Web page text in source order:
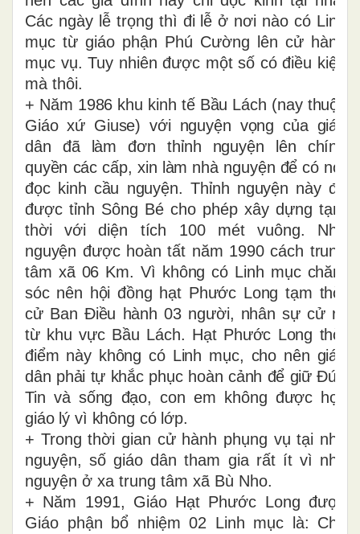
Các ngày lễ trọng thì đi lễ ở nơi nào có Linh
mục từ giáo phận Phú Cường lên cử hành
mục vụ. Tuy nhiên được một số có điều kiện
mà thôi.
+ Năm 1986 khu kinh tế Bầu Lách (nay thuộc
Giáo xứ Giuse) với nguyện vọng của giáo
dân đã làm đơn thỉnh nguyện lên chính
quyền các cấp, xin làm nhà nguyện để có nơi
đọc kinh cầu nguyện. Thỉnh nguyện này đã
được tỉnh Sông Bé cho phép xây dựng tạm
thời với diện tích 100 mét vuông. Nhà
nguyện được hoàn tất năm 1990 cách trung
tâm xã 06 Km. Vì không có Linh mục chăm
sóc nên hội đồng hạt Phước Long tạm thời
cử Ban Điều hành 03 người, nhân sự cử ra
từ khu vực Bầu Lách. Hạt Phước Long thời
điểm này không có Linh mục, cho nên giáo
dân phải tự khắc phục hoàn cảnh để giữ Đức
Tin và sống đạo, con em không được học
giáo lý vì không có lớp.
+ Trong thời gian cử hành phụng vụ tại nhà
nguyện, số giáo dân tham gia rất ít vì nhà
nguyện ở xa trung tâm xã Bù Nho.
+ Năm 1991, Giáo Hạt Phước Long được
Giáo phận bổ nhiệm 02 Linh mục là: Cha